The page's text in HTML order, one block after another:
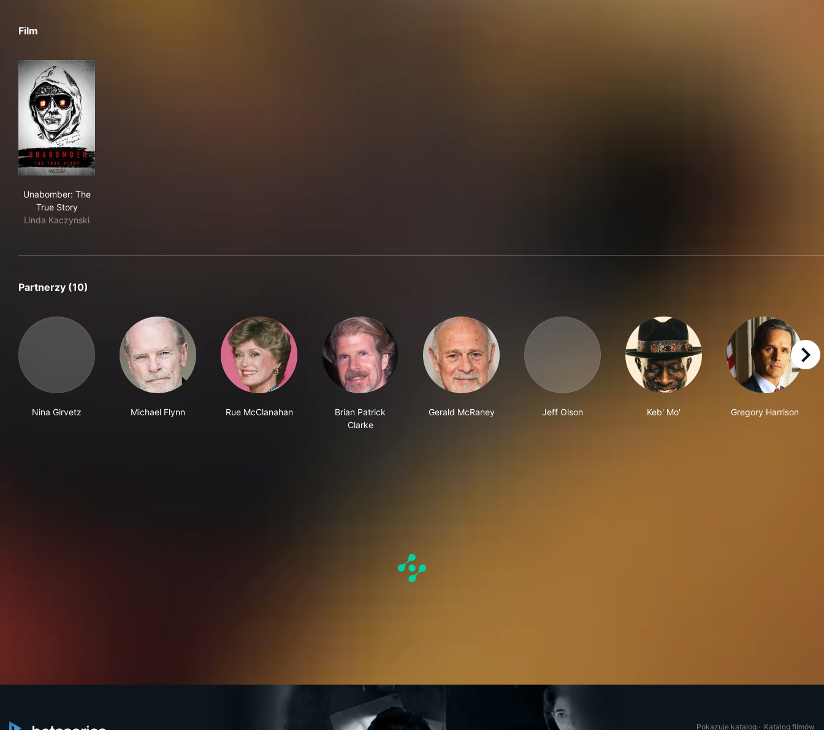
Film
Unabomber: The
True Story
Linda Kaczynski
Partnerzy (10)
Nina Girvetz Michael Flynn Rue McClanahan
Brian Patrick
Clarke
Gerald McRaney Jeff Olson Keb' Mo' Gregory Harrison
right
Pokazuje katalog · Katalog filmów